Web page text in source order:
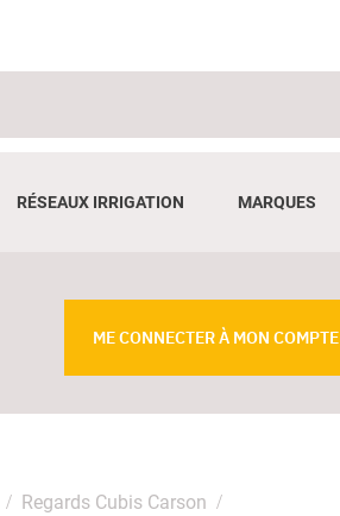
RÉSEAUX IRRIGATION MARQUES
ME CONNECTER À MON COMPTE
Regards Cubis Carson